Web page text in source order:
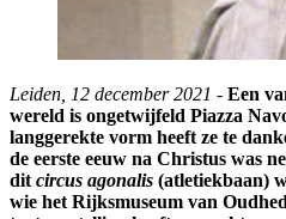
Leiden, 12 december 2021 - Een
wereld is ongetwijfeld Piazza
langgerekte vorm heeft ze te
de eerste eeuw na Christus was
dit circus agonalis (atletiekbaan)
wie het Rijksmuseum van